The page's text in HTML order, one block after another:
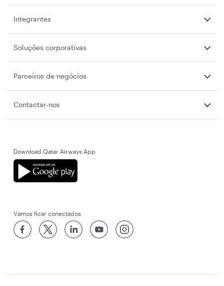
Integrantes
Soluções corporativas
Parceiros de negócios
Contactar-nos
Download Qatar Airways App
Vamos ficar conectados